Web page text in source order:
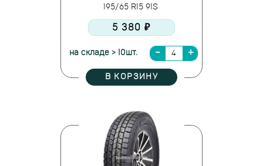
195/65 R15 91S
5 380 ₽
на складе > 10шт.
В КОРЗИНУ